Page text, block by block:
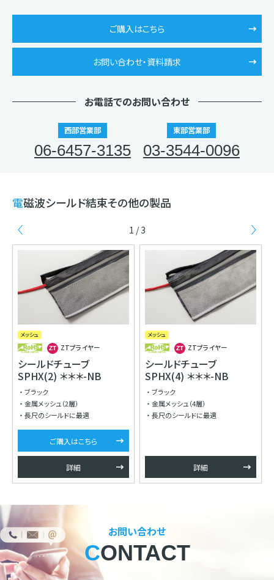
ご購入はこちら
お問い合わせ・資料請求
お電話でのお問い合わせ
西部営業部
06-6457-3135
東部営業部
03-3544-0096
電磁波シールド結束その他の製品
1 / 3
メッシュ
ZTプライヤー
シールドチューブ
SPHX(2) ＊＊＊-NB
ブラック
金属メッシュ（2層）
長尺のシールドに最適
ご購入はこちら
詳細
メッシュ
ZTプライヤー
シールドチューブ
SPHX(4) ＊＊＊-NB
ブラック
金属メッシュ（4層）
長尺のシールドに最適
詳細
お問い合わせ
CONTACT